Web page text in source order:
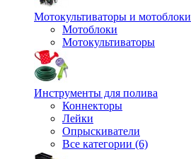
Мотокультиваторы и мотоблоки
Мотоблоки
Мотокультиваторы
Инструменты для полива
Коннекторы
Лейки
Опрыскиватели
Все категории (6)